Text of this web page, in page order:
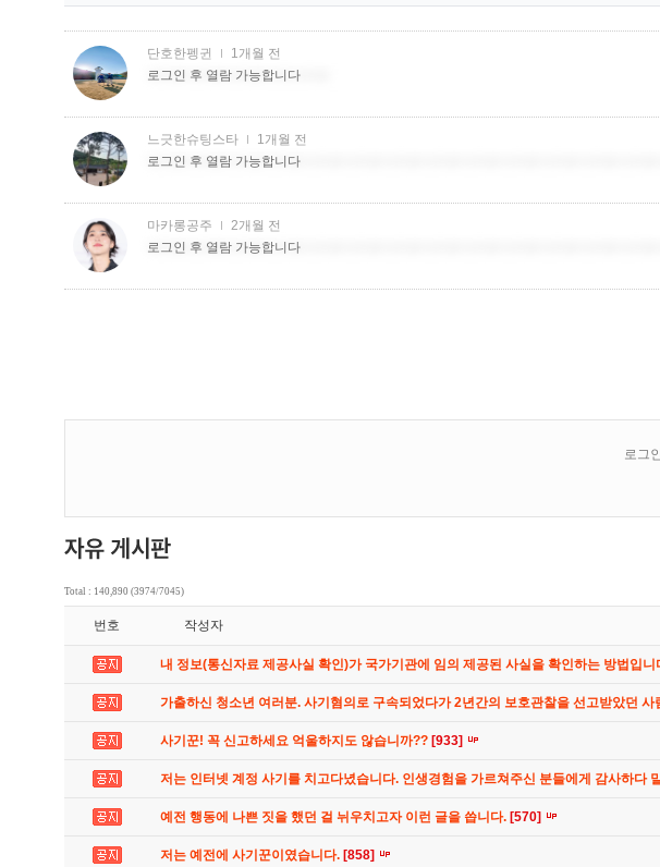
Total : 140,890 (3974/7045)
번호 작성자
내 정보(통신자료 제공사실 확인)가 국가기관에 임의 제공된 사실을 확인하는 방법입니
가출하신 청소년 여러분. 사기혐의로 구속되었다가 2년간의 보호관찰을 선고받았던 사
사기꾼! 꼭 신고하세요 억울하지도 않습니까?? [933]
저는 인터넷 계정 사기를 치고다녔습니다. 인생경험을 가르쳐주신 분들에게 감사하다
예전 행동에 나쁜 짓을 했던 걸 뉘우치고자 이런 글을 씁니다. [570]
저는 예전에 사기꾼이였습니다. [858]